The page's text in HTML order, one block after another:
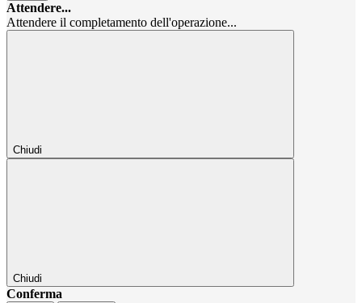
Attendere...
Attendere il completamento dell'operazione...
Chiudi
Chiudi
Conferma